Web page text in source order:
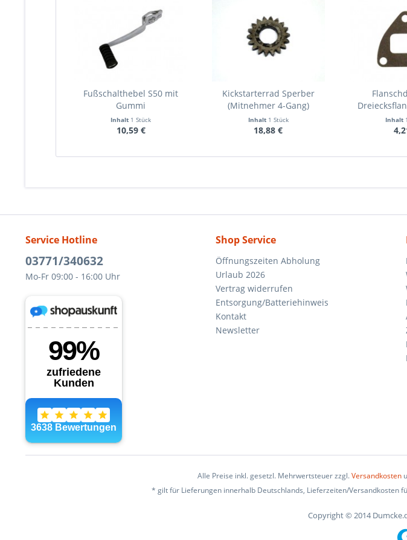
Fußschalthebel S50 mit
Gummi
Inhalt 1 Stück
10,59 €
Kickstarterrad Sperber
(Mitnehmer 4-Gang)
Inhalt 1 Stück
18,88 €
Inhalt
Service Hotline
03771/340632
Mo-Fr 09:00 - 16:00 Uhr
Shop Service
Öffnungszeiten Abholung
Urlaub 2026
Vertrag widerrufen
Entsorgung/Batteriehinweis
Kontakt
Newsletter
Alle Preise inkl. gesetzl. Mehrwertsteuer zzgl.Versandkosten
* gilt für Lieferungen innerhalb Deutschlands, Lieferzeiten/Versandkosten
Copyright © 2014